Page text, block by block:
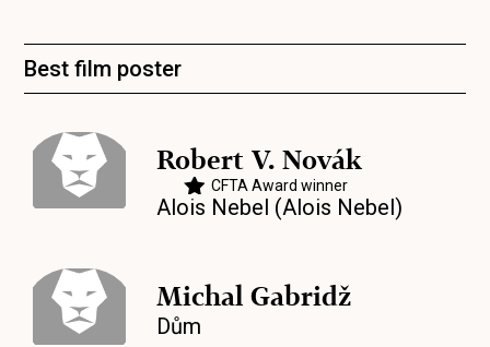
Best film poster
Robert V. Novák
CFTA Award winner
Alois Nebel (Alois Nebel)
Michal Gabridž
Dům